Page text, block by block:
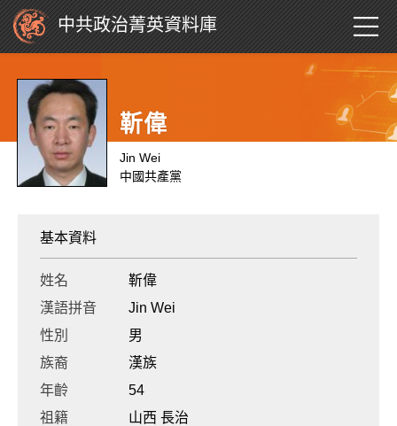
中共政治菁英資料庫
靳偉
Jin Wei
中國共產黨
基本資料
姓名
靳偉
漢語拼音
Jin Wei
性別
男
族裔
漢族
年齡
54
祖籍
山西 長治